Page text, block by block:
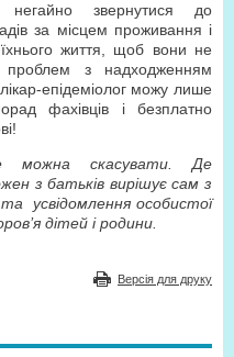
негайно звернутися до
за місцем проживання і
їхнього життя, щоб вони не
проблем з надходженням
епідеміолог можу лише
фахівців і безплатно
можна скасувати. Де
з батьків вирішує сам з
усвідомлення особистої
дітей і родини.
Версія для друку